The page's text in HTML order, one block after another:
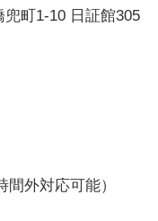
町1-10 日証館305
外対応可能）